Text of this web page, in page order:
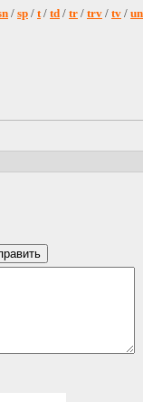
/ sp / t/ td / tr / trv / tv / un